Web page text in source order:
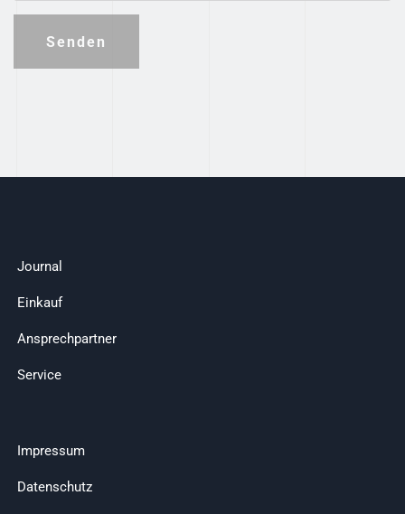
Senden
Journal
Einkauf
Ansprechpartner
Service
Impressum
Datenschutz